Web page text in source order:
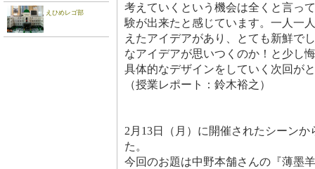
えひめレゴ部
考えていくという機会は全くと言っ
験が出来たと感じています。一人一
えたアイデアがあり、とても新鮮で
なアイデアが思いつくのか！と少し
具体的なデザインをしていく次回が
（授業レポート：鈴木裕之）
2月13日（月）に開催されたシーン
た。
今回のお題は中野本舗さんの『薄墨